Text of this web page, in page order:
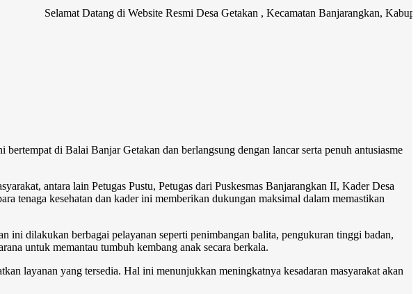
Selamat Datang di Website Resmi Desa Getakan , Kecamatan Banjarangkan, Kabupaten
di Balai Banjar Getakan dan berlangsung dengan lancar serta penuh antusiasme
antara lain Petugas Pustu, Petugas dari Puskesmas Banjarangkan II, Kader Desa
tenaga kesehatan dan kader ini memberikan dukungan maksimal dalam memastikan
ini dilakukan berbagai pelayanan seperti penimbangan balita, pengukuran tinggi badan,
untuk memantau tumbuh kembang anak secara berkala.
layanan yang tersedia. Hal ini menunjukkan meningkatnya kesadaran masyarakat akan